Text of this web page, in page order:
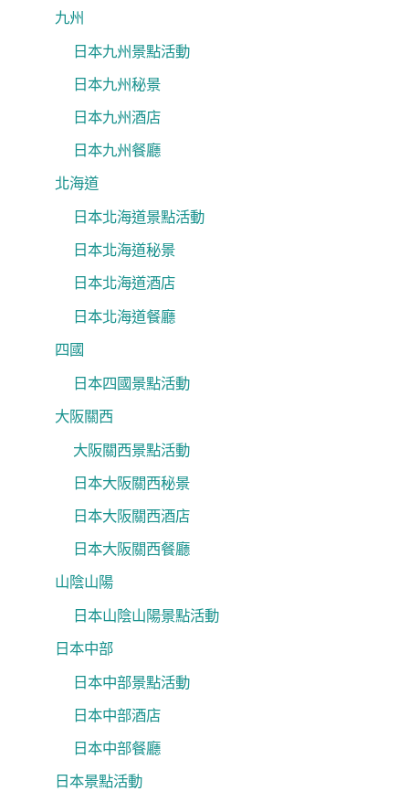
九州
日本九州景點活動
日本九州秘景
日本九州酒店
日本九州餐廳
北海道
日本北海道景點活動
日本北海道秘景
日本北海道酒店
日本北海道餐廳
四國
日本四國景點活動
大阪關西
大阪關西景點活動
日本大阪關西秘景
日本大阪關西酒店
日本大阪關西餐廳
山陰山陽
日本山陰山陽景點活動
日本中部
日本中部景點活動
日本中部酒店
日本中部餐廳
日本景點活動